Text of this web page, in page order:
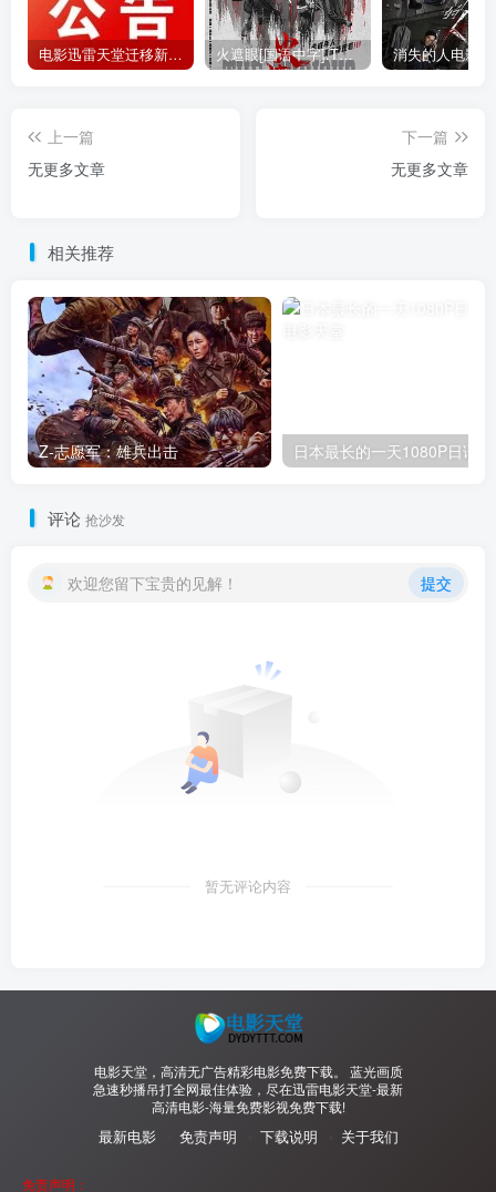
电影迅雷天堂迁移新服务器,正常更新，维护完毕! 火遮眼[国语中字].The.Furious.2026.1080p+2160p高清下载
上一篇
无更多文章
下一篇
无更多文章
相关推荐
Z-志愿军：雄兵出击 日本最长的一天1080P日语
评论 抢沙发
欢迎您留下宝贵的见解！ 提交
暂无评论内容
电影天堂，高清无广告精彩电影免费下载。 蓝光画质
急速秒播吊打全网最佳体验，尽在迅雷电影天堂-最新
高清电影-海量免费影视免费下载!
最新电影 免责声明 下载说明 关于我们
免责声明：